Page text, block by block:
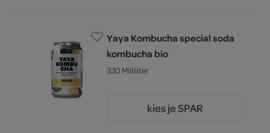
Yaya Kombucha special soda
kombucha bio
330 Milliliter
kies je SPAR